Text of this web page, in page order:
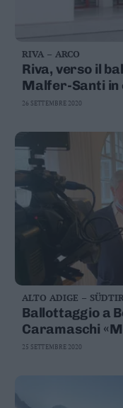
RIVA – ARCO
Riva, verso il
Malfer-Santi in
26 SETTEMBRE 2020
ALTO ADIGE –
Ballottaggio a
Caramaschi
25 SETTEMBRE 2020